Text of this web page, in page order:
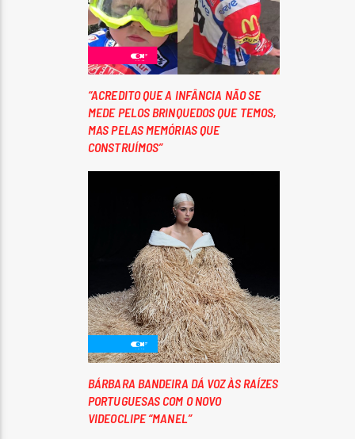
“ACREDITO QUE A INFÂNCIA NÃO SE
MEDE PELOS BRINQUEDOS QUE TEMOS,
MAS PELAS MEMÓRIAS QUE
CONSTRUÍMOS”
BÁRBARA BANDEIRA DÁ VOZ ÀS RAÍZES
PORTUGUESAS COM O NOVO
VIDEOCLIPE “MANEL”